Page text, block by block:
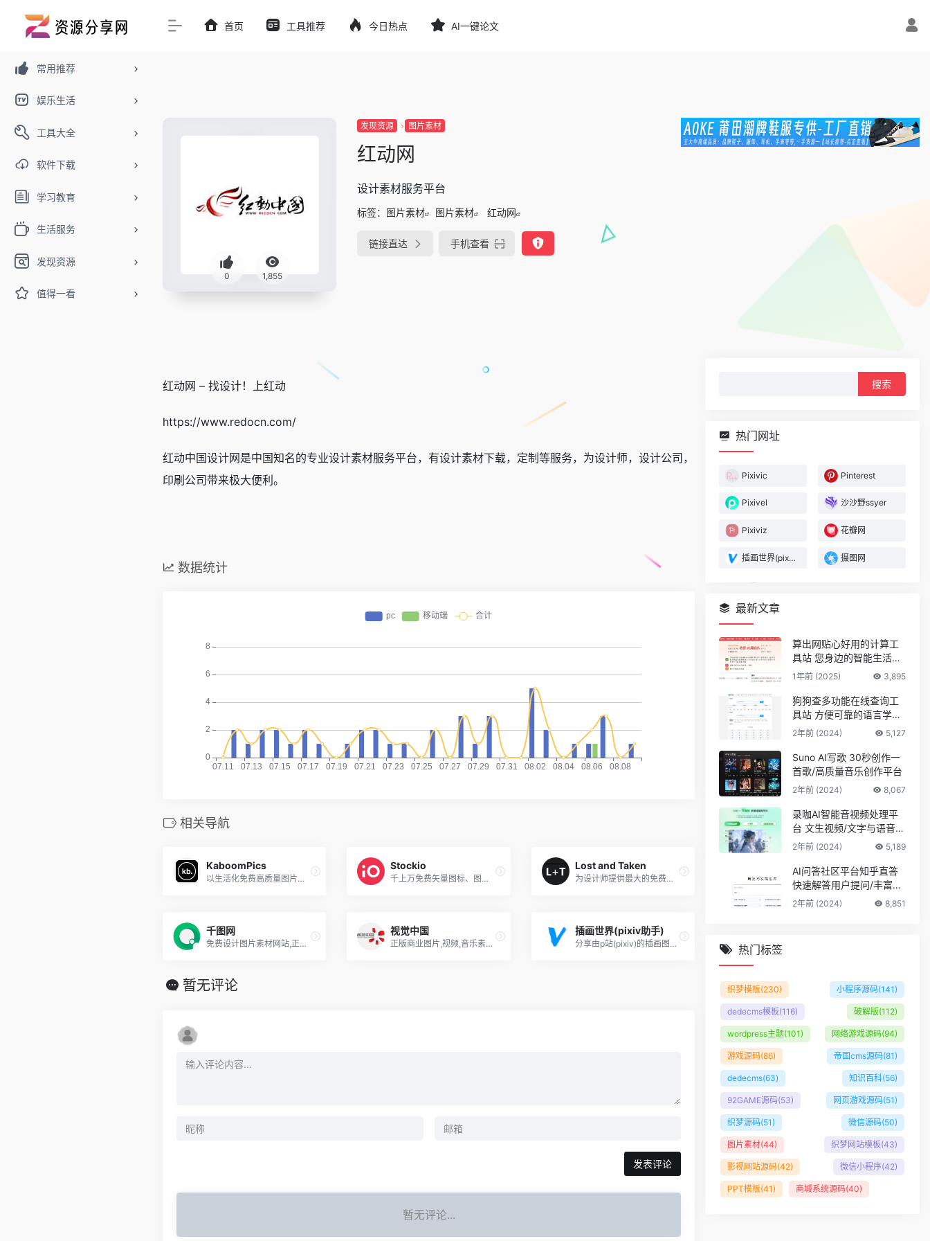
常用推荐
娱乐生活
工具大全
软件下载
学习教育
生活服务
发现资源
值得一看
首页 工具推荐 今日热点 AI一键论文
0 1,855
发现资源 图片素材
红动网
设计素材服务平台
标签： 图片素材 图片素材 红动网
链接直达 手机查看
红动网 – 找设计！上红动
https://www.redocn.com/
红动中国设计网是中国知名的专业设计素材服务平台，有设计素材下载，定制等服务，为设计师，设计公司，
印刷公司带来极大便利。
数据统计
相关导航
KaboomPics
以生活化免费高质量图片素材为主
Stockio
千上万免费矢量图标、图片和视频、字体的素材资源网站
Lost and Taken
为设计师提供最大的免费纹理图片
千图网
免费设计图片素材网站,正版图库免费设计素材中国
视觉中国
正版商业图片,视频,音乐素材交易平台
插画世界(pixiv助手)
分享由p站(pixiv)的插画图片、游戏原画等作品
暂无评论
发表评论
暂无评论...
热门网址
Pixivic Pinterest
Pixivel 沙沙野ssyer
Pixiviz 花瓣网
插画世界(pixiv助手) 摄图网
最新文章
算出网贴心好用的计算工
具站 您身边的智能生活计
算助手
1年前 (2025) 3,895
狗狗查多功能在线查询工
具站 方便可靠的语言学习
平台
2年前 (2024) 5,127
Suno AI写歌 30秒创作一
首歌/高质量音乐创作平台
2年前 (2024) 8,067
录咖AI智能音视频处理平
台 文生视频/文字与语音互
转
2年前 (2024) 5,189
AI问答社区平台知乎直答
快速解答用户提问/丰富的
专业知识储备
2年前 (2024) 8,851
热门标签
织梦模板(230) 小程序源码(141)
dedecms模板(116) 破解版(112)
wordpress主题(101) 网络游戏源码(94)
游戏源码(86) 帝国cms源码(81)
dedecms(63) 知识百科(56)
92GAME源码(53) 网页游戏源码(51)
织梦源码(51) 微信源码(50)
图片素材(44) 织梦网站模板(43)
影视网站源码(42) 微信小程序(42)
PPT模板(41) 商城系统源码(40)